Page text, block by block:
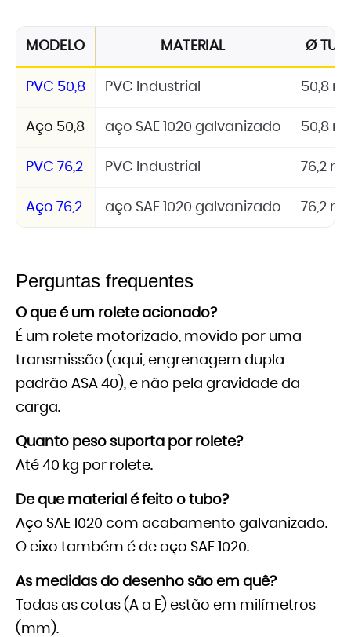
MODELO MATERIAL Ø
PVC 50,8 PVC Industrial 50,8
Aço 50,8 aço SAE 1020 galvanizado 50,8
PVC 76,2 PVC Industrial 76,2
Aço 76,2 aço SAE 1020 galvanizado 76,2
Perguntas frequentes
O que é um rolete acionado?
É um rolete motorizado, movido por uma
transmissão (aqui, engrenagem dupla
padrão ASA 40), e não pela gravidade da
carga.
Quanto peso suporta por rolete?
Até 40 kg por rolete.
De que material é feito o tubo?
Aço SAE 1020 com acabamento galvanizado.
O eixo também é de aço SAE 1020.
As medidas do desenho são em quê?
Todas as cotas (A a E) estão em milímetros
(mm).